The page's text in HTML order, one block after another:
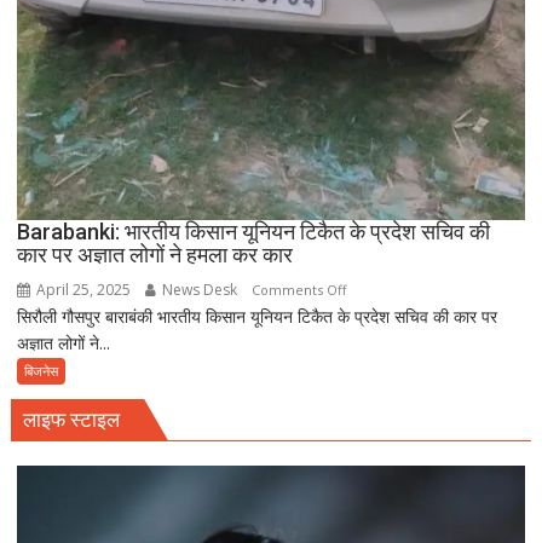
Barabanki: भारतीय किसान यूनियन टिकैत के प्रदेश सचिव की
कार पर अज्ञात लोगों ने हमला कर कार
April 25, 2025 News Desk Comments Offon
Barabanki:
सिरौली गौसपुर बाराबंकी भारतीय किसान यूनियन टिकैत के प्रदेश सचिव की कार पर
अज्ञात लोगों ने...
बिजनेस
लाइफ स्टाइल